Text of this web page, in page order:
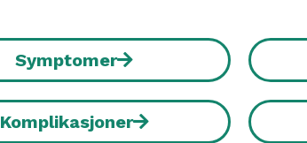
Symptomer
Komplikasjoner